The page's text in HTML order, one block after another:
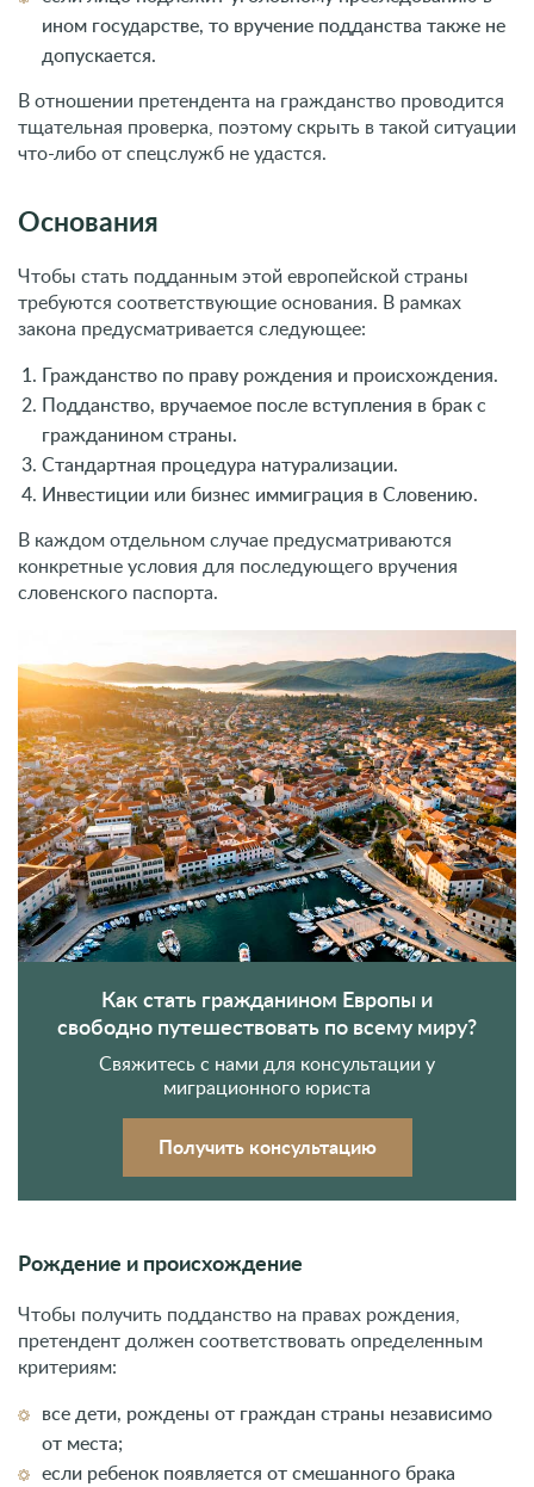
ином государстве, то вручение подданства также не
допускается.
В отношении претендента на гражданство проводится
тщательная проверка, поэтому скрыть в такой ситуации
что-либо от спецслужб не удастся.
Основания
Чтобы стать подданным этой европейской страны
требуются соответствующие основания. В рамках
закона предусматривается следующее:
Гражданство по праву рождения и происхождения.
Подданство, вручаемое после вступления в брак с
гражданином страны.
Стандартная процедура натурализации.
Инвестиции или бизнес иммиграция в Словению.
В каждом отдельном случае предусматриваются
конкретные условия для последующего вручения
словенского паспорта.
Как стать гражданином Европы и
свободно путешествовать по всему миру?
Свяжитесь с нами для консультации у
миграционного юриста
Получить консультацию
Рождение и происхождение
Чтобы получить подданство на правах рождения,
претендент должен соответствовать определенным
критериям:
все дети, рождены от граждан страны независимо
от места;
если ребенок появляется от смешанного брака